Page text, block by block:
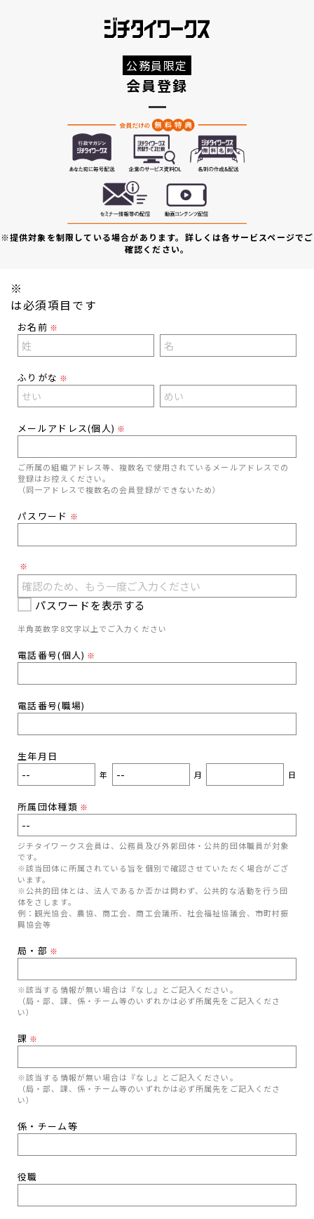
公務員限定
会員登録
※提供対象を制限している場合があります。詳しくは各サービスページでご
確認ください。
※
は必須項目です
お名前 ※
ふりがな ※
メールアドレス(個人) ※
ご所属の組織アドレス等、複数名で使用されているメールアドレスでの
登録はお控えください。
（同一アドレスで複数名の会員登録ができないため）
パスワード ※
※
パスワードを表示する
半角英数字8文字以上でご入力ください
電話番号(個人) ※
電話番号(職場)
生年月日
年 月 日
所属団体種類 ※
ジチタイワークス会員は、公務員及び外郭団体・公共的団体職員が対象
です。
※該当団体に所属されている旨を個別で確認させていただく場合がござ
います。
※公共的団体とは、法人であるか否かは問わず、公共的な活動を行う団
体をさします。
例：観光協会、農協、商工会、商工会議所、社会福祉協議会、市町村振
興協会等
局・部 ※
※該当する情報が無い場合は『なし』とご記入ください。
（局・部、課、係・チーム等のいずれかは必ず所属先をご記入くださ
い）
課 ※
※該当する情報が無い場合は『なし』とご記入ください。
（局・部、課、係・チーム等のいずれかは必ず所属先をご記入くださ
い）
係・チーム等
役職